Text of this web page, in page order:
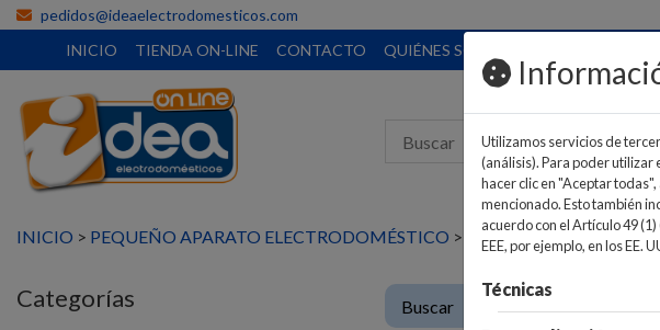
pedidos@ideaelectrodomesticos.com
INICIO
TIENDA ON-LINE CONTACTO QUIÉNES SOMOS
INICIO > PEQUEÑO APARATO ELECTRODOMÉSTICO > PAE PARA COCINAR>
Categorías
Utilizamos servicios de
(análisis). Para poder utilizar
hacer clic en "Aceptar
mencionado. Esto también
acuerdo con el Artículo 49
EEE, por ejemplo, en los EE.
Técnicas